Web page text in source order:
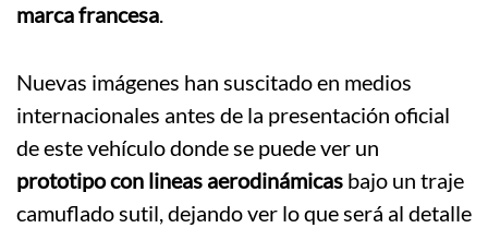
marca francesa.
Nuevas imágenes han suscitado en medios
internacionales antes de la presentación oficial
de este vehículo donde se puede ver un
prototipo con lineas aerodinámicas bajo un traje
camuflado sutil, dejando ver lo que será al detalle